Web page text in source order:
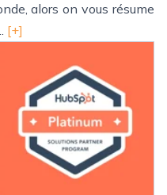
alors on vous résume
[+]